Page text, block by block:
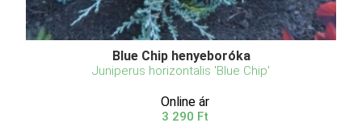
Blue Chip henyeboróka
Juniperus horizontalis 'Blue Chip'
Online ár
3 290 Ft